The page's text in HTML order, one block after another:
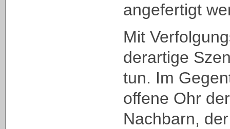
angefertigt
Mit
derartige
tun. Im
offene Ohr
Nachbarn,